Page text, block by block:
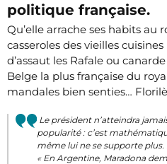
politique française.
Qu’elle arrache ses habits au
casseroles des vieilles
d’assaut les Rafale ou
Belge la plus française du
mandales bien senties…
Le président n’atteindra
popularité : c’est
même lui ne se supporte plus.
« En Argentine, Maradona